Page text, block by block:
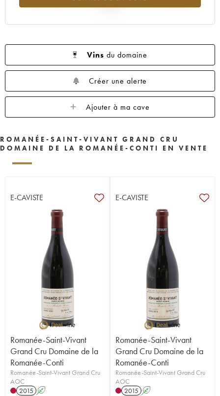
Vins du domaine
Créer une alerte
Ajouter à ma cave
ROMANÉE-SAINT-VIVANT GRAND CRU
DOMAINE DE LA ROMANÉE-CONTI EN VENTE
E-CAVISTE
Romanée-Saint-Vivant
Grand Cru Domaine de la
Romanée-Conti
Romanée-Saint-Vivant Grand Cru
AOC
2015 A
E-CAVISTE
Romanée-Saint-Vivant
Grand Cru Domaine de la
Romanée-Conti
Romanée-Saint-Vivant Grand Cru
AOC
2015 A